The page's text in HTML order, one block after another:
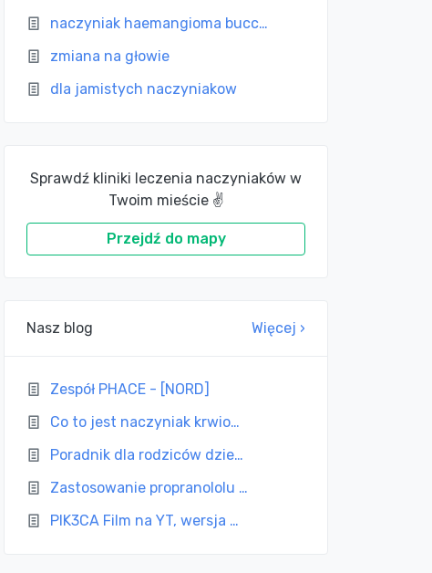
naczyniak haemangioma bucc…
zmiana na głowie
dla jamistych naczyniakow
Sprawdź kliniki leczenia naczyniaków w
Twoim mieście ✌
Przejdź do mapy
Nasz blog Więcej ›
Zespół PHACE - [NORD]
Co to jest naczyniak krwio…
Poradnik dla rodziców dzie…
Zastosowanie propranololu …
PIK3CA Film na YT, wersja …